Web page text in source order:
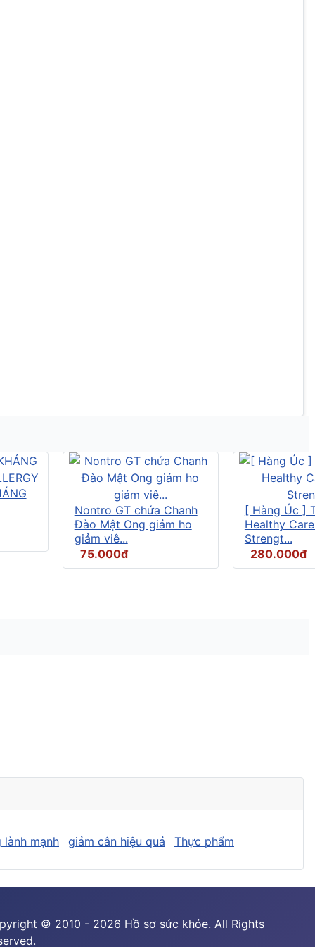
Nontro GT chứa Chanh
Đào Mật Ong giảm ho
giảm viê...
75.000đ
[ Hàng Úc ]
Healthy
Strengt...
280.000đ
lành mạnh giảm cân hiệu quả Thực phẩm
© 2010 - 2026 Hồ sơ sức khỏe. All Rights